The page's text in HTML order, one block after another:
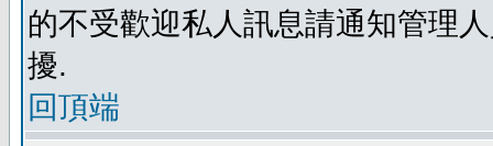
的不受歡迎私人訊息請通知管理
擾.
回頂端